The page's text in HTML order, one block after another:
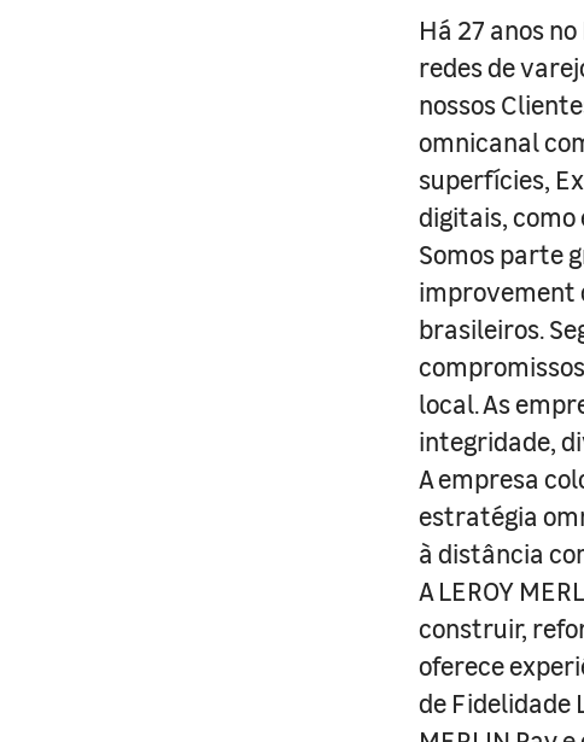
Há 27 anos
redes de
nossos
omnicanal
superfícies,
digitais,
Somos parte
improvement
brasileiros.
local. As
integridade,
A empresa
estratégia
à distância
A LEROY
construir,
oferece
de Fidelidade